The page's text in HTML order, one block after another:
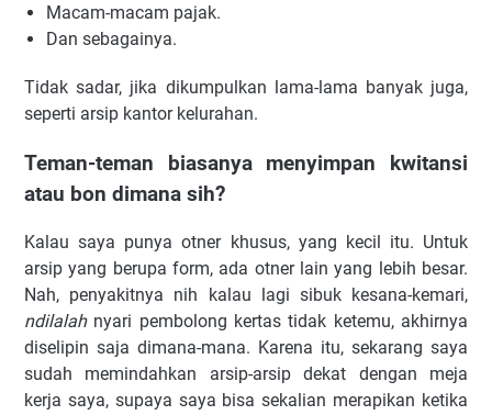
Macam-macam pajak.
Dan sebagainya.
Tidak sadar, jika dikumpulkan lama-lama banyak juga,
seperti arsip kantor kelurahan.
Teman-teman biasanya menyimpan kwitansi
atau bon dimana sih?
Kalau saya punya otner khusus, yang kecil itu. Untuk
arsip yang berupa form, ada otner lain yang lebih besar.
Nah, penyakitnya nih kalau lagi sibuk kesana-kemari,
ndilalahnyari pembolong kertas tidak ketemu, akhirnya
diselipin saja dimana-mana. Karena itu, sekarang saya
sudah memindahkan arsip-arsip dekat dengan meja
kerja saya, supaya saya bisa sekalian merapikan ketika